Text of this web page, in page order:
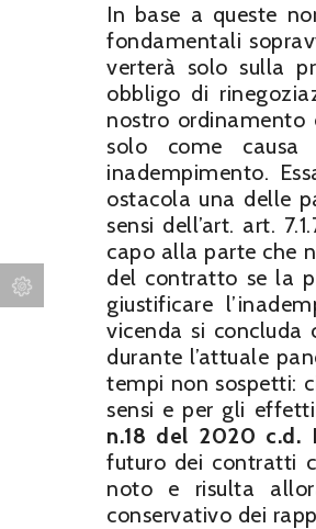
In base a queste
fondamentali
verterà solo sulla
obbligo di
nostro
solo come causa
inadempimento.
ostacola una delle
sensi dell’art. art.
capo alla parte che
del contratto se la
giustificare
vicenda si concluda
durante l’attuale
tempi non sospetti:
sensi e per gli
n.18 del 2020 c.d.
futuro dei contratti
noto e risulta
conservativo dei